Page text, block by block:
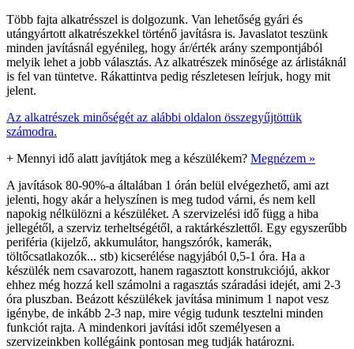
Több fajta alkatrésszel is dolgozunk. Van lehetőség gyári és
utángyártott alkatrészekkel történő javításra is. Javaslatot teszünk
minden javításnál egyénileg, hogy ár/érték arány szempontjából
melyik lehet a jobb választás. Az alkatrészek minősége az árlistáknál
is fel van tüntetve. Rákattintva pedig részletesen leírjuk, hogy mit
jelent.
Az alkatrészek minőségét az alábbi oldalon összegyűjtöttük
számodra.
+ Mennyi idő alatt javítjátok meg a készülékem? Megnézem »
A javítások 80-90%-a általában 1 órán belül elvégezhető, ami azt
jelenti, hogy akár a helyszínen is meg tudod várni, és nem kell
napokig nélkülözni a készüléket. A szervizelési idő függ a hiba
jellegétől, a szerviz terheltségétől, a raktárkészlettől. Egy egyszerűbb
periféria (kijelző, akkumulátor, hangszórók, kamerák,
töltőcsatlakozók... stb) kicserélése nagyjából 0,5-1 óra. Ha a
készülék nem csavarozott, hanem ragasztott konstrukciójú, akkor
ehhez még hozzá kell számolni a ragasztás száradási idejét, ami 2-3
óra pluszban. Beázott készülékek javítása minimum 1 napot vesz
igénybe, de inkább 2-3 nap, mire végig tudunk tesztelni minden
funkciót rajta. A mindenkori javítási időt személyesen a
szervizeinkben kollégáink pontosan meg tudják határozni.